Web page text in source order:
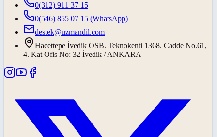
0(312) 911 37 15
0(546) 855 07 15 (WhatsApp)
destek@uzmandil.com
Hacettepe İvedik OSB. Teknokenti 1368. Cadde No.61,
4. Kat Ofis No: 32 İvedik / ANKARA